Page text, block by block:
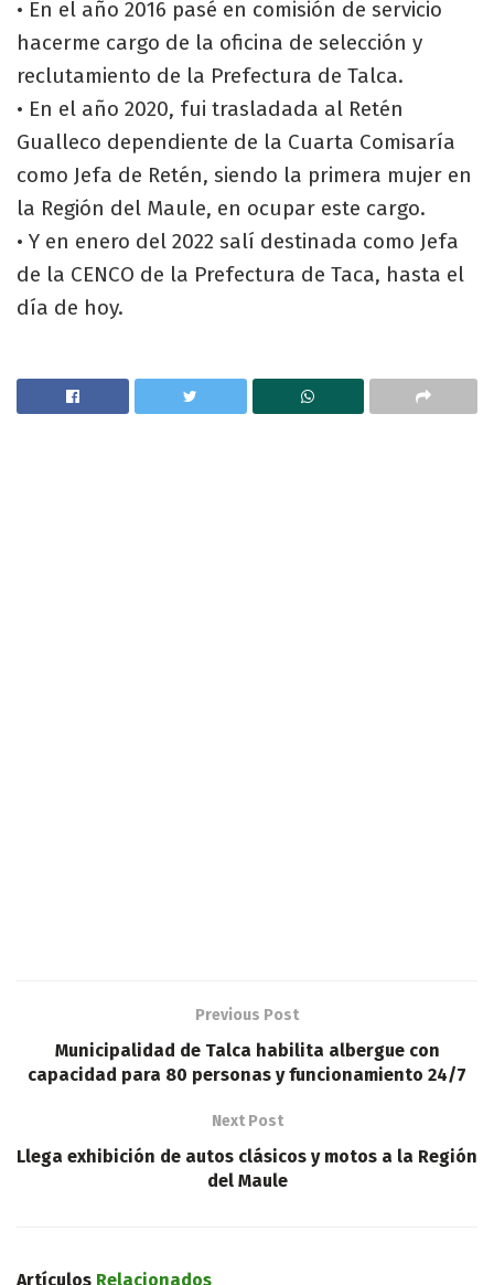
• En el año 2016 pasé en comisión de servicio
hacerme cargo de la oficina de selección y
reclutamiento de la Prefectura de Talca.
• En el año 2020, fui trasladada al Retén
Gualleco dependiente de la Cuarta Comisaría
como Jefa de Retén, siendo la primera mujer en
la Región del Maule, en ocupar este cargo.
• Y en enero del 2022 salí destinada como Jefa
de la CENCO de la Prefectura de Taca, hasta el
día de hoy.
Previous Post
Municipalidad de Talca habilita albergue con
capacidad para 80 personas y funcionamiento 24/7
Next Post
Llega exhibición de autos clásicos y motos a la Región
del Maule
Artículos Relacionados